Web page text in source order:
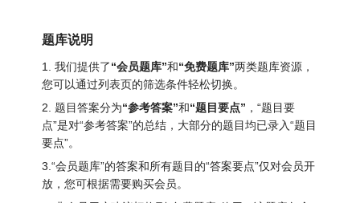
题库说明
1. 我们提供了“会员题库”和“免费题库”两类题库资源，
您可以通过列表页的筛选条件轻松切换。
2. 题目答案分为“参考答案”和“题目要点” ，“题目要
点”是对“参考答案”的总结，大部分的题目均已录入“题目
要点”。
3.“会员题库”的答案和所有题目的“答案要点”仅对会员开
放，您可根据需要购买会员。